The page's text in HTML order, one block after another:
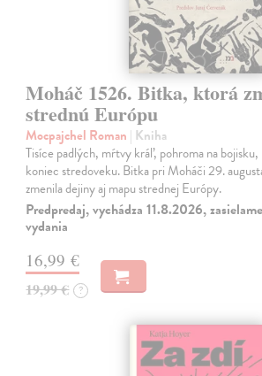
Moháč 1526. Bitka, ktorá
strednú Európu
Mocpajchel Roman | Kniha
Tisíce padlých, mŕtvy kráľ, pohroma na bojisku,
koniec stredoveku. Bitka pri Moháči 29.
zmenila dejiny aj mapu strednej Európy.
Predpredaj, vychádza 11.8.2026,
vydania
16,99 €
19,99 € ?